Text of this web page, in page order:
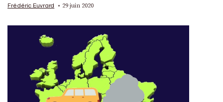
Frédéric Euvrard 29 juin 2020